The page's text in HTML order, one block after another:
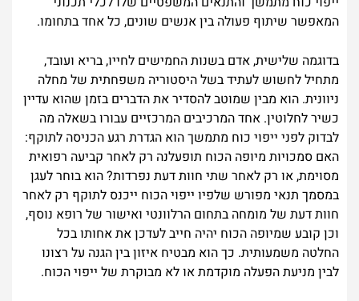
המאפשר שיתוף פעולה בין אנשים שונים, כל אחד בתחומו.
בדוגמה שלישית, אדם בשנות החמישים לחייו, בריא ועובד,
מתחיל לחשוש לעתיד בשל היסטוריה משפחתית של מחלה
ניוונית. הוא מבין שמוטב להסדיר את הדברים בזמן שהוא עדיין
כשיר לחלוטין. אחד המרכיבים המרכזיים עבורו בשאלה מה
לבדוק לפני ייפוי כוח מתמשך הוא הגדרת רגע הכניסה לתוקף:
האם סמכויות מיופה הכוח תופעלנה רק לאחר קביעה רפואית
מסוימת, או רק לאחר שתי חוות דעת נפרדות? הוא בוחר לעגן
במסמך תנאי מפורש שלפיו ייפוי הכוח ייכנס לתוקף רק לאחר
חוות דעת של מומחה בתחום הרלוונטי ואישור של רופא נוסף,
וכן קובע שמיופה הכוח יהיה חייב לעדכן את אחותו בכל
החלטה משמעותית. כך הוא מבטיח איזון בין הגנה על רצונו
לבין מניעת הפעלה מוקדמת או לא מבוקרת של ייפוי הכוח.